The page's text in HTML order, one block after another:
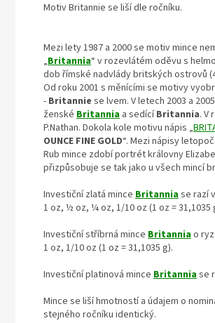
Motiv Britannie se liší dle ročníku.
Mezi lety 1987 a 2000 se motiv mince
„Britannia“ v rozevlátém oděvu s
dob římské nadvlády britských ostrovů
Od roku 2001 s měnícími se motivy
- Britannie se lvem. V letech 2003 a
ženské Britannia a sedícíBritannia. V
P.Nathan. Dokola kole motivu nápis „
OUNCE FINE GOLD“. Mezi nápisy
Rub mince zdobí portrét královny
přizpůsobuje se tak jako u všech mincí
Investiční zlatá mince Britanniase razí
1 oz, ½ oz, ¼ oz, 1/10 oz (1 oz = 31,1035
Investiční stříbrná mince Britanniao
1 oz, 1/10 oz (1 oz = 31,1035 g).
Investiční platinová mince Britanniase
Mince se liší hmotností a údajem o
stejného ročníku identický.